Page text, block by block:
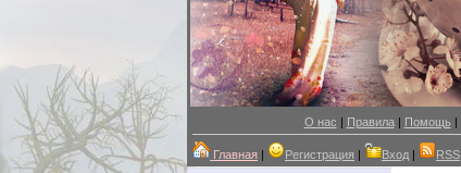
О нас | Правила| Помощь |
Главная | Регистрация | Вход | RSS